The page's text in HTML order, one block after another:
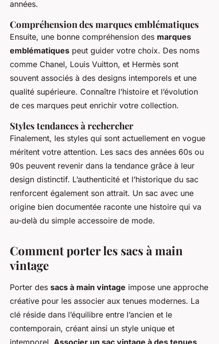
années.
Compréhension des marques emblématiques
Ensuite, une bonne compréhension des marques
emblématiques peut guider votre choix. Des noms
comme Chanel, Louis Vuitton, et Hermès sont
souvent associés à des designs intemporels et une
qualité supérieure. Connaître l’histoire et l’évolution
de ces marques peut enrichir votre collection.
Styles tendances à rechercher
Finalement, les styles qui sont actuellement en vogue
méritent votre attention. Les sacs des années 60s ou
90s peuvent revenir dans la tendance grâce à leur
design distinctif. L’authenticité et l’historique du sac
renforcent également son attrait. Un sac avec une
origine bien documentée raconte une histoire qui va
au-delà du simple accessoire de mode.
Comment porter les sacs à main
vintage
Porter des sacs à main vintage impose une approche
créative pour les associer aux tenues modernes. La
clé réside dans l’équilibre entre l’ancien et le
contemporain, créant ainsi un style unique et
intemporel. Associer un sac vintage à des tenues